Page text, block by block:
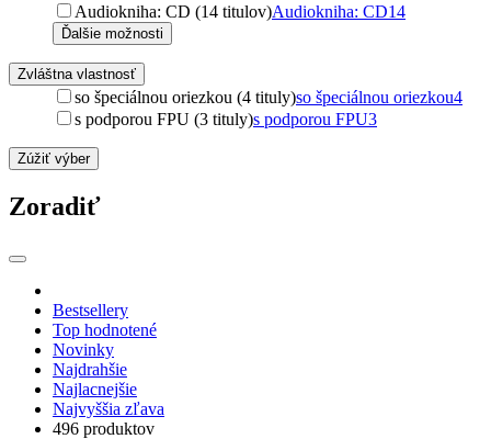
Audiokniha: CD (14 titulov)Audiokniha: CD14
Ďalšie možnosti
Zvláštna vlastnosť
so špeciálnou oriezkou (4 tituly)so špeciálnou oriezkou4
s podporou FPU (3 tituly)s podporou FPU3
Zúžiť výber
Zoradiť
Bestsellery
Top hodnotené
Novinky
Najdrahšie
Najlacnejšie
Najvyššia zľava
496 produktov